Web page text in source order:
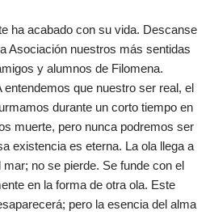
ha acabado con su vida. Descanse
Asociación nuestros más sentidas
y alumnos de Filomena.
que nuestro ser real, el
durante un corto tiempo en
muerte, pero nunca podremos ser
existencia es eterna. La ola llega a
no se pierde. Se funde con el
en la forma de otra ola. Este
pero la esencia del alma